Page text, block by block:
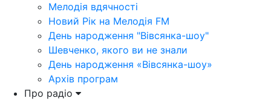
Мелодія вдячності
Новий Рік на Мелодія FM
День народження "Вівсянка-шоу"
Шевченко, якого ви не знали
День народження «Вівсянка-шоу»
Архів програм
Про радіо